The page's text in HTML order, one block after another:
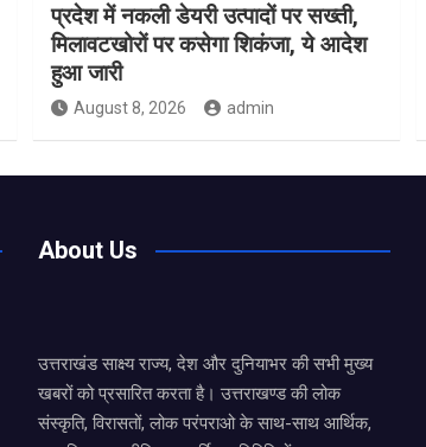
प्रदेश में नकली डेयरी उत्पादों पर सख्ती,
मिलावटखोरों पर कसेगा शिकंजा, ये आदेश
हुआ जारी
August 8, 2026 admin
About Us
उत्तराखंड साक्ष्य राज्य, देश और दुनियाभर की सभी मुख्य
खबरों को प्रसारित करता है। उत्तराखण्ड की लोक
संस्कृति, विरासतों, लोक परंपराओ के साथ-साथ आर्थिक,